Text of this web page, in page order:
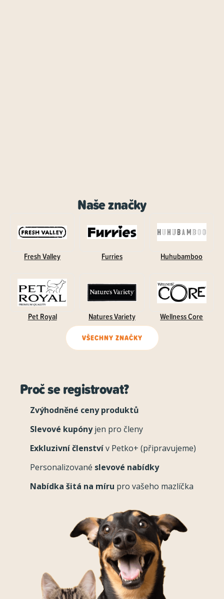
Naše značky
Fresh Valley Furries Huhubamboo
Pet Royal Natures Variety Wellness Core
VŠECHNY ZNAČKY
Proč se registrovat?
Zvýhodněné ceny produktů
Slevové kupónyjen pro členy
Exkluzivní členstvív Petko+ (připravujeme)
Personalizované slevové nabídky
Nabídka šitá na míru pro vašeho mazlíčka